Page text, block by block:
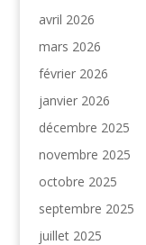
avril 2026
mars 2026
février 2026
janvier 2026
décembre 2025
novembre 2025
octobre 2025
septembre 2025
juillet 2025